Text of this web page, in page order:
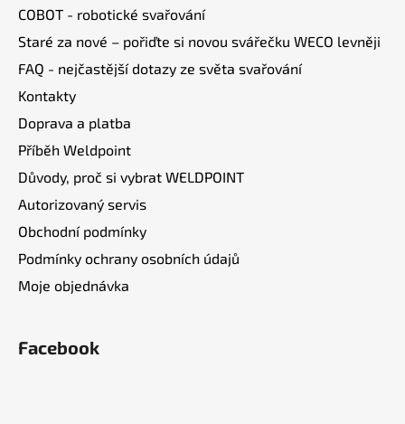
COBOT - robotické svařování
Staré za nové – pořiďte si novou svářečku WECO levněji
FAQ - nejčastější dotazy ze světa svařování
Kontakty
Doprava a platba
Příběh Weldpoint
Důvody, proč si vybrat WELDPOINT
Autorizovaný servis
Obchodní podmínky
Podmínky ochrany osobních údajů
Moje objednávka
Facebook